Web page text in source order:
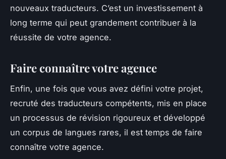
nouveaux traducteurs. C’est un investissement à
long terme qui peut grandement contribuer à la
réussite de votre agence.
Faire connaître votre agence
Enfin, une fois que vous avez défini votre projet,
recruté des traducteurs compétents, mis en place
un processus de révision rigoureux et développé
un corpus de langues rares, il est temps de faire
connaître votre agence.